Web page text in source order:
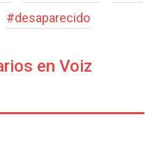
#desaparecido
en Voiz